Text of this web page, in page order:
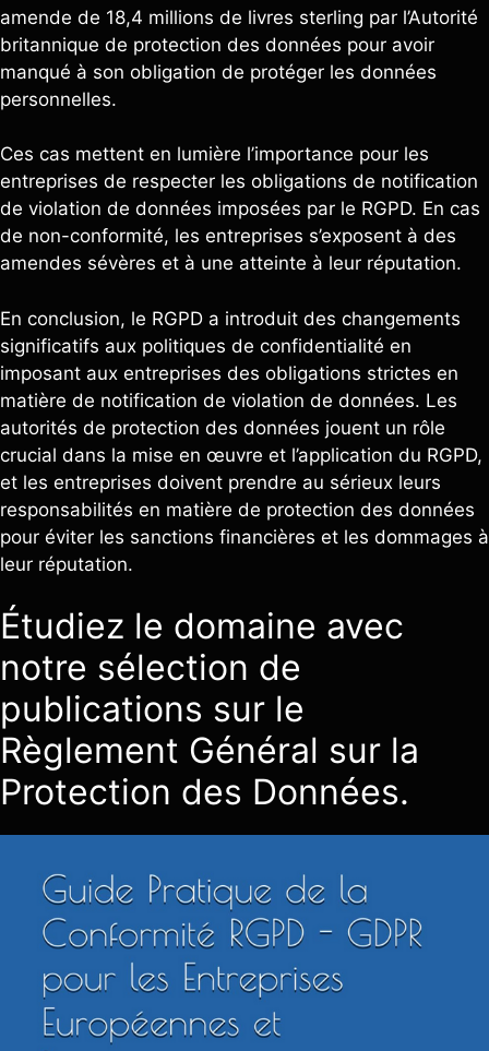
amende de 18,4 millions de livres sterling par l’Autorité
britannique de protection des données pour avoir
manqué à son obligation de protéger les données
personnelles.
Ces cas mettent en lumière l’importance pour les
entreprises de respecter les obligations de notification
de violation de données imposées par le RGPD. En cas
de non-conformité, les entreprises s’exposent à des
amendes sévères et à une atteinte à leur réputation.
En conclusion, le RGPD a introduit des changements
significatifs aux politiques de confidentialité en
imposant aux entreprises des obligations strictes en
matière de notification de violation de données. Les
autorités de protection des données jouent un rôle
crucial dans la mise en œuvre et l’application du RGPD,
et les entreprises doivent prendre au sérieux leurs
responsabilités en matière de protection des données
pour éviter les sanctions financières et les dommages à
leur réputation.
Étudiez le domaine avec
notre sélection de
publications sur le
Règlement Général sur la
Protection des Données.